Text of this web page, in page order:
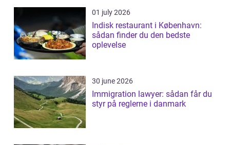
01 july 2026
Indisk restaurant i København:
sådan finder du den bedste
oplevelse
30 june 2026
Immigration lawyer: sådan får du
styr på reglerne i danmark